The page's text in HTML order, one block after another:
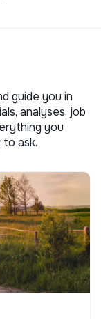
guide you in
analyses, job
you
ask.